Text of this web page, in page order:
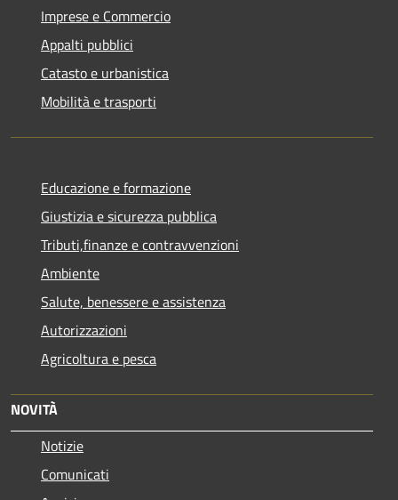
Imprese e Commercio
Appalti pubblici
Catasto e urbanistica
Mobilità e trasporti
Educazione e formazione
Giustizia e sicurezza pubblica
Tributi,finanze e contravvenzioni
Ambiente
Salute, benessere e assistenza
Autorizzazioni
Agricoltura e pesca
NOVITÀ
Notizie
Comunicati